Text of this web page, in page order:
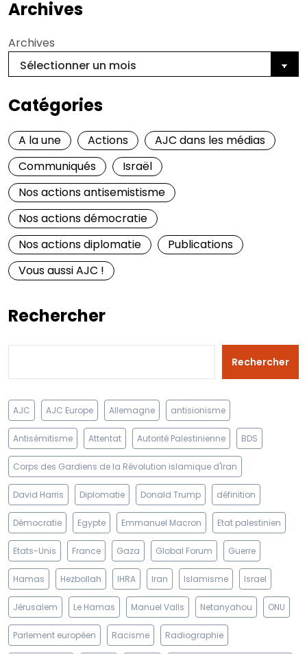
Archives
Archives
Catégories
A la une Actions
AJC dans les médias
Communiqués
Israël
Nos actions antisemistisme
Nos actions démocratie
Nos actions diplomatie
Publications
Vous aussi AJC !
Rechercher
Rechercher
AJC AJC Europe Allemagne antisionisme
Antisémitisme Attentat Autorité Palestinienne BDS
Corps des Gardiens de la Révolution islamique d'Iran
David Harris Diplomatie Donald Trump définition
Démocratie Egypte Emmanuel Macron Etat palestinien
Etats-Unis France Gaza Global Forum Guerre
Hamas Hezbollah IHRA Iran Islamisme Israel
Jérusalem Le Hamas Manuel Valls Netanyahou ONU
Parlement européen Racisme Radiographie